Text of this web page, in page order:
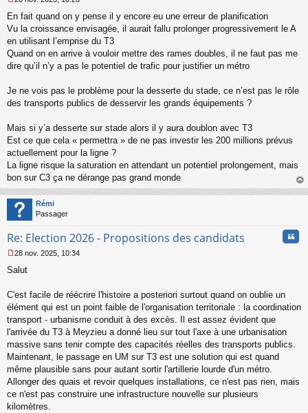
e
s
s
g
e
o
n
En fait quand on y pense il y encore eu une erreur de planification
Vu la croissance envisagée, il aurait fallu prolonger progressivement le A
en utilisant l’emprise du T3
Quand on en arrive à vouloir mettre des rames doubles, il ne faut pas me
dire qu’il n’y a pas le potentiel de trafic pour justifier un métro
Je ne vois pas le problème pour la desserte du stade, ce n’est pas le rôle
des transports publics de desservir les grands équipements ?
Mais si y’a desserte sur stade alors il y aura doublon avec T3
Est ce que cela « permettra » de ne pas investir les 200 millions prévus
actuellement pour la ligne ?
La ligne risque la saturation en attendant un potentiel prolongement, mais
bon sur C3 ça ne dérange pas grand monde
au
Rémi
Passager
Re: Election 2026 - Propositions des candidats
e
s
a
g
e
n
o
n
u
28 nov. 2025, 10:34
Salut
C'est facile de réécrire l'histoire a posteriori surtout quand on oublie un
élément qui est un point faible de l'organisation territoriale : la coordination
transport - urbanisme conduit à des excès. Il est assez évident que
l'arrivée du T3 à Meyzieu a donné lieu sur tout l'axe à une urbanisation
massive sans tenir compte des capacités réelles des transports publics.
Maintenant, le passage en UM sur T3 est une solution qui est quand
même plausible sans pour autant sortir l'artillerie lourde d'un métro.
Allonger des quais et revoir quelques installations, ce n'est pas rien, mais
ce n'est pas construire une infrastructure nouvelle sur plusieurs
kilomètres.